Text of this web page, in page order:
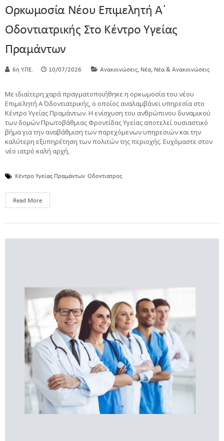
Ορκωμοσία Νέου Επιμελητή Α΄
Οδοντιατρικής Στο Κέντρο Υγείας
Πραμάντων
6η Υ.ΠΕ. 10/07/2026 Ανακοινώσεις, Νέα, Νέα & Ανακοινώσεις
Με ιδιαίτερη χαρά πραγματοποιήθηκε η ορκωμοσία του νέου
Επιμελητή Α΄ Οδοντιατρικής, ο οποίος αναλαμβάνει υπηρεσία στο
Κέντρο Υγείας Πραμάντων. Η ενίσχυση του ανθρώπινου δυναμικού
των δομών Πρωτοβάθμιας Φροντίδας Υγείας αποτελεί ουσιαστικό
βήμα για την αναβάθμιση των παρεχόμενων υπηρεσιών και την
καλύτερη εξυπηρέτηση των πολιτών της περιοχής. Ευχόμαστε στον
νέο ιατρό καλή αρχή,
Κέντρο Υγείας Πραμάντων Οδοντιατρος
Read More